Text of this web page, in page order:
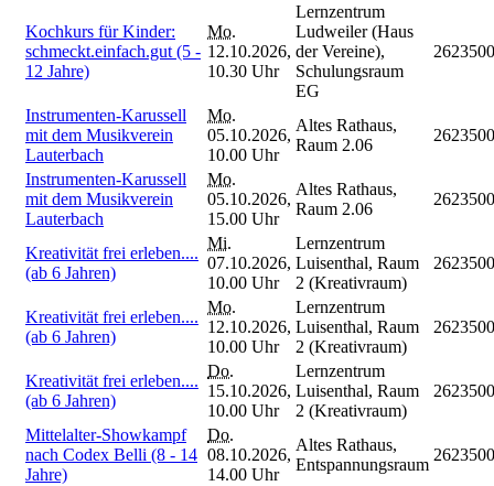
Kochkurs für Kinder:
schmeckt.einfach.gut (5 -
12 Jahre)
Mo.
12.10.2026,
10.30 Uhr
Lernzentrum
Ludweiler (Haus
der Vereine),
Schulungsraum
EG
Instrumenten-Karussell
mit dem Musikverein
Lauterbach
Mo.
05.10.2026,
10.00 Uhr
Altes Rathaus,
Raum 2.06
Instrumenten-Karussell
mit dem Musikverein
Lauterbach
Mo.
05.10.2026,
15.00 Uhr
Altes Rathaus,
Raum 2.06
Kreativität frei erleben....
(ab 6 Jahren)
Mi.
07.10.2026,
10.00 Uhr
Lernzentrum
Luisenthal, Raum
2 (Kreativraum)
Kreativität frei erleben....
(ab 6 Jahren)
Mo.
12.10.2026,
10.00 Uhr
Lernzentrum
Luisenthal, Raum
2 (Kreativraum)
Kreativität frei erleben....
(ab 6 Jahren)
Do.
15.10.2026,
10.00 Uhr
Lernzentrum
Luisenthal, Raum
2 (Kreativraum)
Mittelalter-Showkampf
nach Codex Belli (8 - 14
Jahre)
Do.
08.10.2026,
14.00 Uhr
Altes Rathaus,
Entspannungsraum